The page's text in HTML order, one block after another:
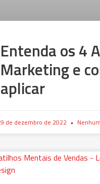
Entenda os 4
Marketing e
aplicar
9 de dezembro de 2022